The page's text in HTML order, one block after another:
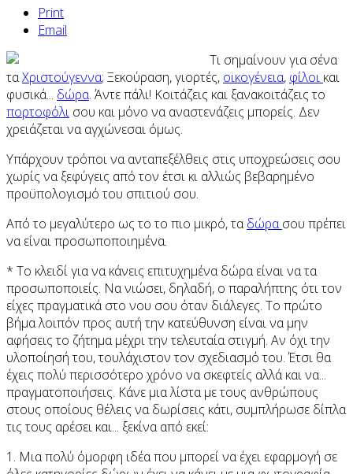
Print
Email
Tι σημαίνουν για σένα
ταΧριστούγεννα; Ξεκούραση, γιορτές, οικογένεια, φίλοι και
φυσικά... δώρα. Άντε πάλι! Κοιτάζεις και ξανακοιτάζεις το
πορτοφόλι σου και μόνο να αναστενάζεις μπορείς. Δεν
χρειάζεται να αγχώνεσαι όμως.
Υπάρχουν τρόποι να ανταπεξέλθεις στις υποχρεώσεις σου
χωρίς να ξεφύγεις από τον έτσι κι αλλιώς βεβαρημένο
προϋπολογισμό του σπιτιού σου.
Από το μεγαλύτερο ως το το πιο μικρό, ταδώρασου πρέπει
να είναι προσωποποιημένα.
* Το κλειδί για να κάνεις επιτυχημένα δώρα είναι να τα
προσωποποιείς. Να νιώσει, δηλαδή, ο παραλήπτης ότι τον
είχες πραγματικά στο νου σου όταν διάλεγες. Το πρώτο
βήμα λοιπόν προς αυτή την κατεύθυνση είναι να μην
αφήσεις το ζήτημα μέχρι την τελευταία στιγμή. Αν όχι την
υλοποίησή του, τουλάχιστον τον σχεδιασμό του. Έτσι θα
έχεις πολύ περισσότερο χρόνο να σκεφτείς αλλά και να...
πραγματοποιήσεις. Κάνε μια λίστα με τους ανθρώπους
στους οποίους θέλεις να δωρίσεις κάτι, συμπλήρωσε δίπλα
τις τους αρέσει και... ξεκίνα από εκεί:
1. Μια πολύ όμορφη ιδέα που μπορεί να έχει εφαρμογή σε